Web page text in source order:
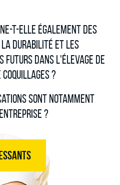
t-elle également des
la durabilité et les
futurs dans l'élevage de
?
sont notamment
?